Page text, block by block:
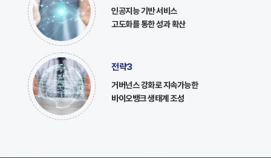
인공지능 기반 서비스
고도화를 통한 성과 확산
전략3
거버넌스 강화로 지속가능한
바이오뱅크 생태계 조성